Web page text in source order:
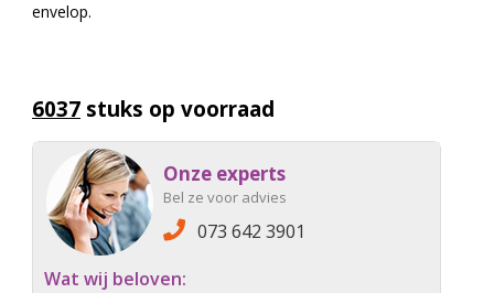
envelop.
6037 stuks op voorraad
Onze experts
Bel ze voor advies
073 642 3901
Wat wij beloven: